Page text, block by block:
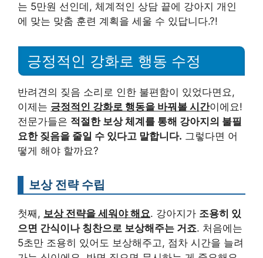
는 5만원 선인데, 체계적인 상담 끝에 강아지 개인
에 맞는 맞춤 훈련 계획을 세울 수 있답니다.?!
긍정적인 강화로 행동 수정
반려견의 짖음 소리로 인한 불편함이 있었다면요,
이제는 긍정적인 강화로 행동을 바꿔볼 시간이에요!
전문가들은 적절한 보상 체계를 통해 강아지의 불필
요한 짖음을 줄일 수 있다고 말합니다. 그렇다면 어
떻게 해야 할까요?
보상 전략 수립
첫째, 보상 전략을 세워야 해요. 강아지가 조용히 있
으면 간식이나 칭찬으로 보상해주는 거죠. 처음에는
5초만 조용히 있어도 보상해주고, 점차 시간을 늘려